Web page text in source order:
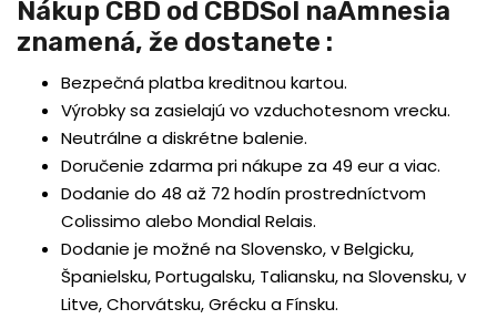
Nákup CBD od CBDSol naAmnesia
znamená, že dostanete :
Bezpečná platba kreditnou kartou.
Výrobky sa zasielajú vo vzduchotesnom vrecku.
Neutrálne a diskrétne balenie.
Doručenie zdarma pri nákupe za 49 eur a viac.
Dodanie do 48 až 72 hodín prostredníctvom
Colissimo alebo Mondial Relais.
Dodanie je možné na Slovensko, v Belgicku,
Španielsku, Portugalsku, Taliansku, na Slovensku, v
Litve, Chorvátsku, Grécku a Fínsku.